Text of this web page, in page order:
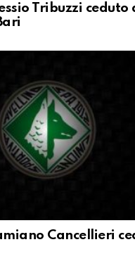
Tribuzzi
Cancellieri